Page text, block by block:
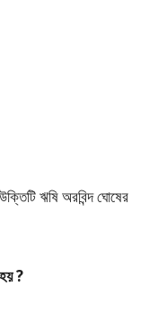
ঋষি অরবিন্দ ঘোষের
?